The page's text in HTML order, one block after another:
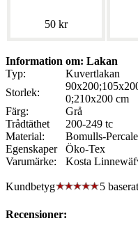
50 kr
Information om: Lakan
Typ:
Kuvertlakan
Storlek:
0;210x200 cm
Färg:
Grå
Trådtäthet
200-249 tc
Material:
Bomulls-Percale
Egenskaper
Öko-Tex
Varumärke:
Kosta
Kundbetyg 5
Recensioner: